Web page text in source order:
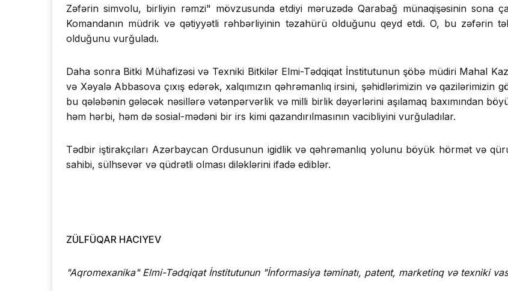
Zəfərin simvolu, birliyin rəmzi" mövzusunda etdiyi məruzədə Qarabağ münaqişəsinin sona
Komandanın müdrik və qətiyyətli rəhbərliyinin təzahürü olduğunu qeyd etdi. O, bu zəfərin
olduğunu vurğuladı.
Daha sonra Bitki Mühafizəsi və Texniki Bitkilər Elmi-Tədqiqat İnstitutunun şöbə müdiri Mahal
və Xəyalə Abbasova çıxış edərək, xalqımızın qəhrəmanlıq irsini, şəhidlərimizin və qazilərimizin
bu qələbənin gələcək nəsillərə vətənpərvərlik və milli birlik dəyərlərini aşılamaq baxımından
həm hərbi, həm də sosial-mədəni bir irs kimi qazandırılmasının vacibliyini vurğuladılar.
Tədbir iştirakçıları Azərbaycan Ordusunun igidlik və qəhrəmanlıq yolunu böyük hörmət və
sahibi, sülhsevər və qüdrətli olması diləklərini ifadə ediblər.
ZÜLFÜQAR HACIYEV
"Aqromexanika" Elmi-Tədqiqat İnstitutunun "İnformasiya təminatı, patent, marketinq və texniki